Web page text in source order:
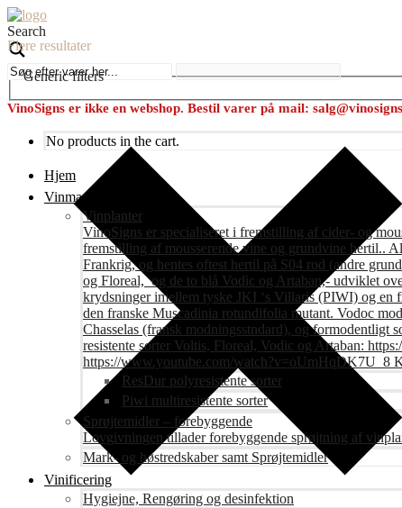
Search
Flere resultater
Generic filters
VinoSigns er ikke en webshop. Bestil varer på mail:
No products in the cart.
Hjem
Vinmark
Vinplanter
VinoSigns er specialiseret i fremstilling af cider- og
fremstilling af mousserende vine og grundvine hertil..
Frankrig, og hentes oftest hertil på S04 rod (andre
og Floreal, og de to blå Vodic og Artaban,- udviklet
krydsninger imellem tyske JKI ‘s Villaris (PIWI) og en
den franske Muscadinia rotundifolia mutant. Vodoc
Chasselas (fransk modningsstndard), og formodentligt
resistente sorter Voltis, Floreal, Vodic og Artaban:
https://www.youtube.com/watch?v=oUmHqDK7U_8
ResDur polyresistente sorter
Piwi multiresistente sorter
Sprøjtemidler – forebyggende
Lovgivningen tillader forebyggende sprøjtning af
Mark- og høstredskaber samt Sprøjtemidler
Vinificering
Hygiejne, Rengøring og desinfektion